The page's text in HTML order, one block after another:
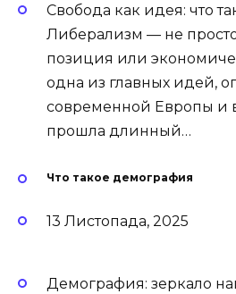
Свобода как идея: что
Либерализм — не
позиция или
одна из главных идей,
современной Европы и
прошла длинный…
Что такое демография
13 Листопада, 2025
Демография: зеркало